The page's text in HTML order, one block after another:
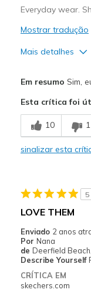
Everyday wear.
Mostrar tradução
Mais detalhes
Stylish
Contras
Shoe laces keep
Casual Wear
Sizing
View On Shoes
Em resumo Sim,
Esta crítica foi
10 1
sinalizar esta
5
LOVE THEM
Enviado 2 anos
Por Nana
de Deerfield Beach,
Describe Yourself
CRÍTICA EM
skechers.com